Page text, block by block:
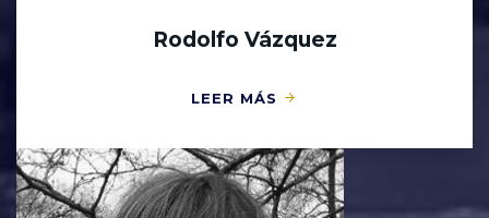
Rodolfo Vázquez
LEER MÁS